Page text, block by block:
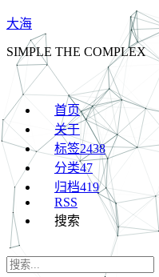
大海
SIMPLE THE COMPLEX
首页
关于
标签2438
分类47
归档419
RSS
搜索